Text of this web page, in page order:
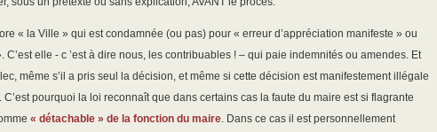
« la Ville » qui est condamnée (ou pas) pour « erreur d’appréciation manifeste » ou
C’est elle - c ’est à dire nous, les contribuables ! – qui paie indemnités ou amendes. Et
même s’il a pris seul la décision, et même si cette décision est manifestement illégale
pourquoi la loi reconnaît que dans certains cas la faute du maire est si flagrante
« détachable » de la fonction du maire. Dans ce cas il est personnellement